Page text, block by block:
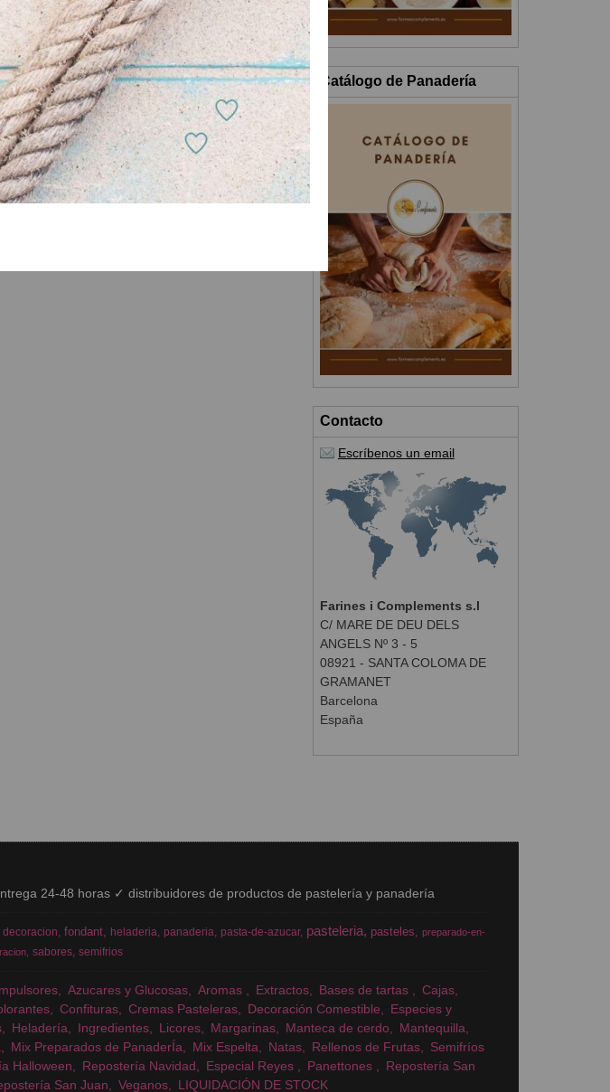
Catálogo de Panadería
Contacto
Escríbenos un email
Farines i Complements s.l
C/ MARE DE DEU DELS
ANGELS Nº 3 - 5
08921 - SANTA COLOMA DE
GRAMANET
Barcelona
España
24-48 horas ✓ distribuidores de productos de pastelería y panadería
decoracion fondant heladeria panaderia pasta-de-azucar pasteleria pasteles
preparado-en-
sabores semifrios
Azucares y Glucosas Aromas Extractos Bases de tartas
Cajas
Confituras Cremas Pasteleras Decoración Comestible
Especies y
Heladería Ingredientes Licores Margarinas Manteca de cerdo
Mantequilla
Mix Preparados de PanaderÍa Mix Espelta Natas Rellenos de Frutas
Semifríos
Halloween Repostería Navidad Especial Reyes Panettones
Repostería San
San Juan Veganos LIQUIDACIÓN DE STOCK